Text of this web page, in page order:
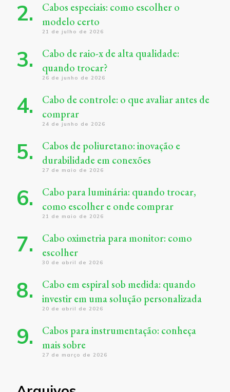
Cabos especiais: como escolher o
modelo certo
21 de julho de 2026
Cabo de raio-x de alta qualidade:
quando trocar?
26 de junho de 2026
Cabo de controle: o que avaliar antes de
comprar
24 de junho de 2026
Cabos de poliuretano: inovação e
durabilidade em conexões
27 de maio de 2026
Cabo para luminária: quando trocar,
como escolher e onde comprar
21 de maio de 2026
Cabo oximetria para monitor: como
escolher
30 de abril de 2026
Cabo em espiral sob medida: quando
investir em uma solução personalizada
20 de abril de 2026
Cabos para instrumentação: conheça
mais sobre
27 de março de 2026